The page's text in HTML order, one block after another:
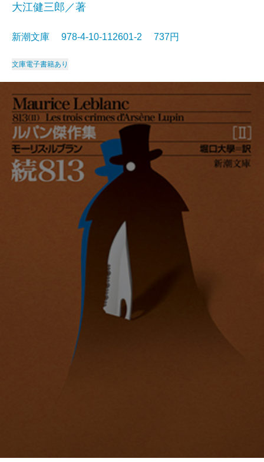
大江健三郎／著
新潮文庫 978-4-10-112601-2 737円
文庫電子書籍あり